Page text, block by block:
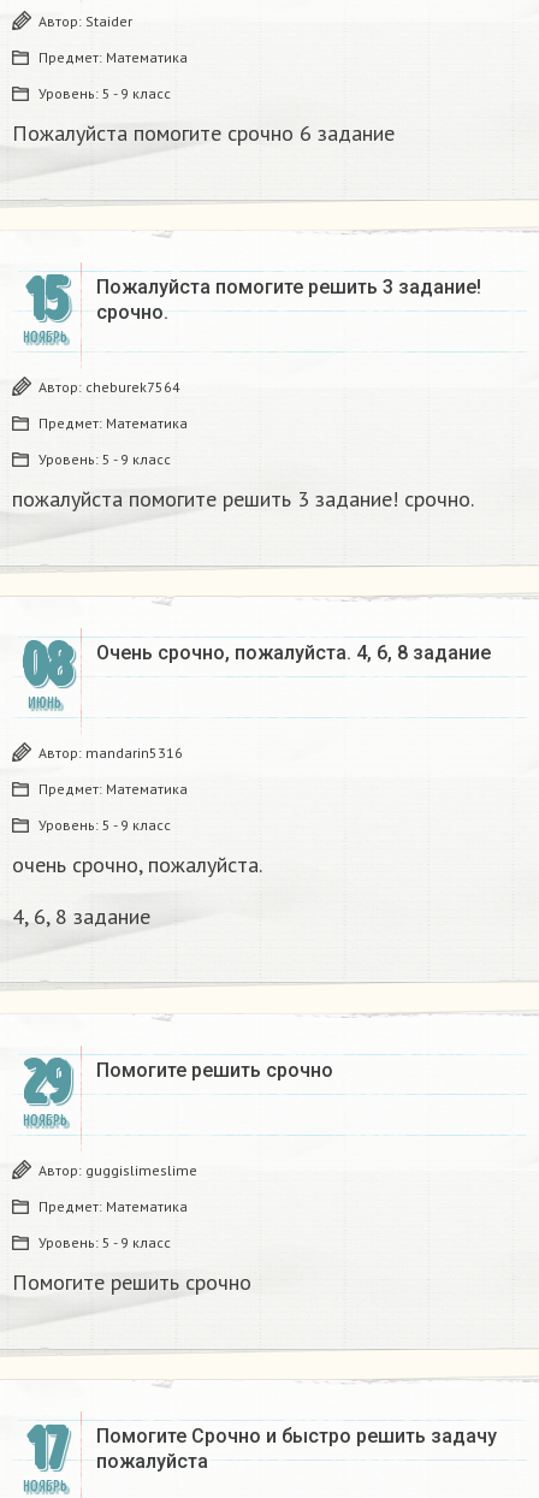
Автор: Staider
Предмет: Математика
Уровень: 5 - 9 класс
Пожалуйста помогите срочно 6 задание
15
НОЯБРЬ
Пожалуйста помогите решить 3 задание!
срочно.
Автор: cheburek7564
Предмет: Математика
Уровень: 5 - 9 класс
пожалуйста помогите решить 3 задание! срочно.
08
ИЮНЬ
Очень срочно, пожалуйста. 4, 6, 8 задание
Автор: mandarin5316
Предмет: Математика
Уровень: 5 - 9 класс
очень срочно, пожалуйста.
4, 6, 8 задание
29
НОЯБРЬ
Помогите решить срочно
Автор: guggislimeslime
Предмет: Математика
Уровень: 5 - 9 класс
Помогите решить срочно
17
НОЯБРЬ
Помогите Срочно и быстро решить задачу
пожалуйста